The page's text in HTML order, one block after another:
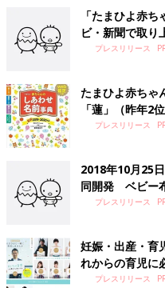
「たまひよ赤
ビ・新聞で取り
プレスリリース
たまひよ赤ちゃ
「蓮」（昨年2
１位 「律」、
プレスリリース
2018年10月25
同開発 ベビー
ました
プレスリリース
妊娠・出産・育
れからの育児に
イ育児プロジ
プレスリリース